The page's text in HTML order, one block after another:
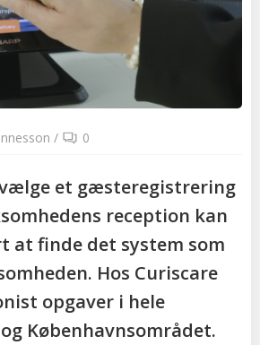
/ 0
et gæsteregistrering
reception kan
at finde det system som
Hos Curiscare
opgaver i hele
Københavnsområdet.